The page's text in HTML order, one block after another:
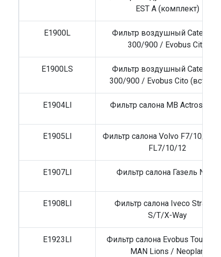
EST A (комплект)
E1900L
Фильтр воздушный
300/900 / Evobus Cito
E1900LS
Фильтр воздушный
300/900 / Evobus Cito
E1904LI Фильтр салона MB Actros/
E1905LI
Фильтр салона Volvo F7/10/12/
FL7/10/12
E1907LI Фильтр салона Газель NEXT
E1908LI
Фильтр салона Iveco Stralis 2
S/T/X-Way
E1923LI
Фильтр салона Evobus
MAN Lions / Neoplan